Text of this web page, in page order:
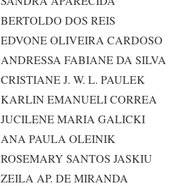
BERTOLDO DOS REIS
EDVONE OLIVEIRA CARDOSO
ANDRESSA FABIANE DA SILVA
CRISTIANE J. W. L. PAULEK
KARLIN EMANUELI CORREA
JUCILENE MARIA GALICKI
ANA PAULA OLEINIK
ROSEMARY SANTOS JASKIU
ZEILA AP. DE MIRANDA